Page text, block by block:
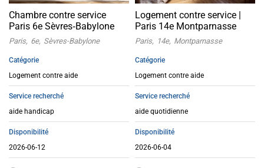
Chambre contre service
Paris 6e Sèvres‑Babylone
Paris 6e Sèvres-Babylone
Catégorie
Logement contre aide
Service recherché
aide handicap
Disponibilité
2026-06-12
Logement contre service |
Paris 14e Montparnasse
Paris 14e Montparnasse
Catégorie
Logement contre aide
Service recherché
aide quotidienne
Disponibilité
2026-06-04